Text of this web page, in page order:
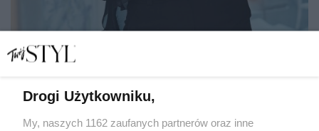
Zachwycają i wzruszają!
Drogi Użytkowniku,
My, naszych 1162 zaufanych partnerów oraz inne